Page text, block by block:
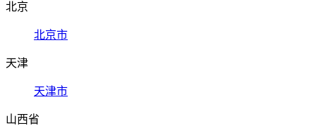
北京
北京市
天津
天津市
山西省